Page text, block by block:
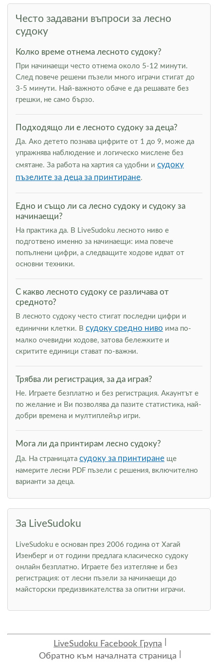
Често задавани въпроси за лесно
судоку
Колко време отнема лесното судоку?
При начинаещи често отнема около 5-12 минути.
След повече решени пъзели много играчи стигат до
3-5 минути. Най-важното обаче е да решавате без
грешки, не само бързо.
Подходящо ли е лесното судоку за деца?
Да. Ако детето познава цифрите от 1 до 9, може да
упражнява наблюдение и логическо мислене без
смятане. За работа на хартия са удобни и судоку
пъзелите за деца за принтиране.
Едно и също ли са лесно судоку и судоку за
начинаещи?
На практика да. В LiveSudoku лесното ниво е
подготвено именно за начинаещи: има повече
попълнени цифри, а следващите ходове идват от
основни техники.
С какво лесното судоку се различава от
средното?
В лесното судоку често стигат последни цифри и
единични клетки. В судоку средно ниво има по-
малко очевидни ходове, затова бележките и
скритите единици стават по-важни.
Трябва ли регистрация, за да играя?
Не. Играете безплатно и без регистрация. Акаунтът е
по желание и Ви позволява да пазите статистика, най-
добри времена и мултиплейър игри.
Мога ли да принтирам лесно судоку?
Да. На страницата судоку за принтиране ще
намерите лесни PDF пъзели с решения, включително
варианти за деца.
За LiveSudoku
LiveSudoku е основан през 2006 година от Хагай
Изенберг и от години предлага класическо судоку
онлайн безплатно. Играете без изтегляне и без
регистрация: от лесни пъзели за начинаещи до
майсторски предизвикателства за опитни играчи.
LiveSudoku Facebook Група
Обратно към началната страница